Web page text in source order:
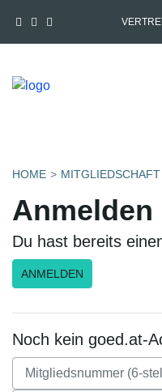
HOME MITGLIEDSCHAFT
Anmelden
Du hast bereits
ANMELDEN
Noch kein goed.at-